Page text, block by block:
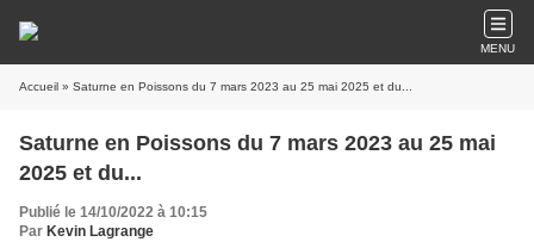
MENU
Accueil » Saturne en Poissons du 7 mars 2023 au 25 mai 2025 et du...
Saturne en Poissons du 7 mars 2023 au 25 mai
2025 et du...
Publié le 14/10/2022 à 10:15
Par Kevin Lagrange